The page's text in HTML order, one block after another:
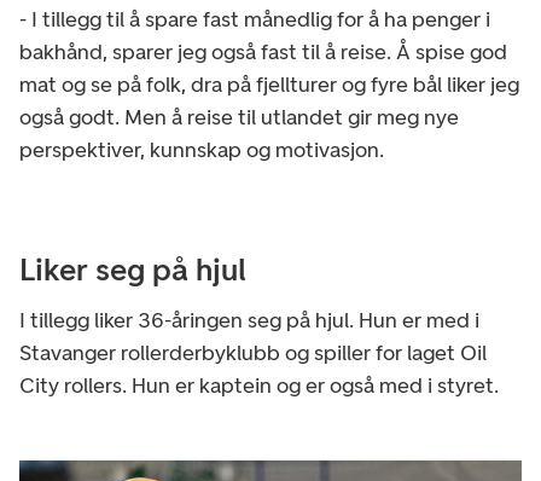
- I tillegg til å spare fast månedlig for å ha penger i
bakhånd, sparer jeg også fast til å reise. Å spise god
mat og se på folk, dra på fjellturer og fyre bål liker jeg
også godt. Men å reise til utlandet gir meg nye
perspektiver, kunnskap og motivasjon.
Liker seg på hjul
I tillegg liker 36-åringen seg på hjul. Hun er med i
Stavanger rollerderbyklubb og spiller for laget Oil
City rollers. Hun er kaptein og er også med i styret.